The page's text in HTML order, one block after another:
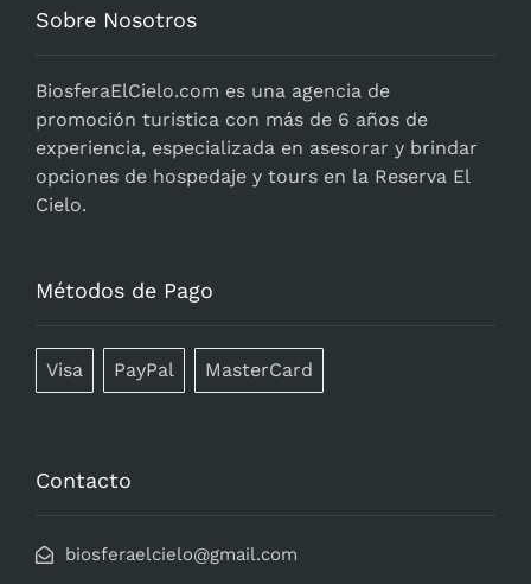
Sobre Nosotros
BiosferaElCielo.com es una agencia de
promoción turistica con más de 6 años de
experiencia, especializada en asesorar y brindar
opciones de hospedaje y tours en la Reserva El
Cielo.
Métodos de Pago
Visa PayPal MasterCard
Contacto
biosferaelcielo@gmail.com